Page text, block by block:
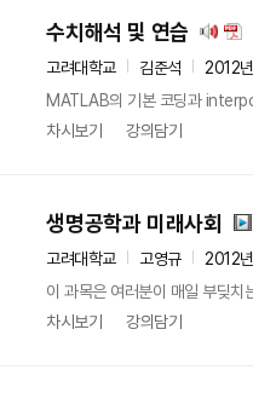
수치해석 및 연습
고려대학교 김준석
2012
MATLAB의 기본 코딩과
차시보기
강의담기
생명공학과 미래사회
고려대학교 고영규
2012
이 과목은 여러분이 매일 부딪
차시보기
강의담기